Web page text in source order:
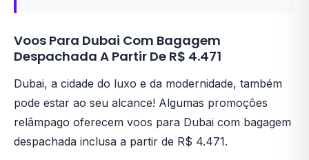
Voos Para Dubai Com Bagagem
Despachada A Partir De R$ 4.471
Dubai, a cidade do luxo e da modernidade, também
pode estar ao seu alcance! Algumas promoções
relâmpago oferecem voos para Dubai com bagagem
despachada inclusa a partir de R$ 4.471.